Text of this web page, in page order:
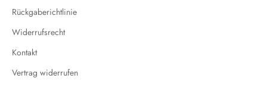
Rückgaberichtlinie
Widerrufsrecht
Kontakt
Vertrag widerrufen